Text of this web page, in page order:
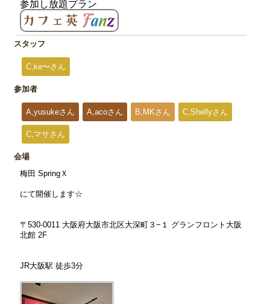
参加し放題プラン
スタッフ
C,ke〜さん
参加者
A,yusukeさん A,acoさん B,MKさん C,Shellyさん
C,マサさん
会場
梅田 SpringＸ
にて開催します☆
〒530-0011 大阪府大阪市北区大深町３−１ グランフロント大阪
北館 2F
JR大阪駅 徒歩3分